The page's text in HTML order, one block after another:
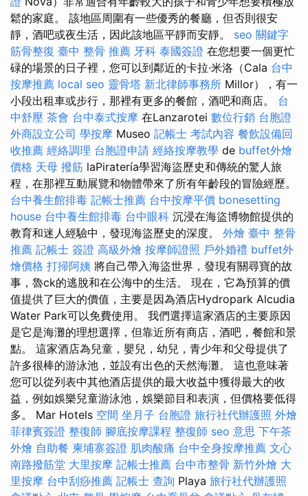
鬆的家庭。 該地區周圍有一些優秀的餐廳，但否則很安
靜，酒吧或夜生活，因此該地區平靜而安靜。 seo 關鍵字
筋骨整復 臺中 整骨 推薦 牙科 泰國簽證 在您想要一個更忙
碌的場景的日子裡，您可以到鄰近的卡拉·米洛（Cala 台中
按摩推薦 local seo 靈骨塔 新北律師事務所 Millor），有一
小段出租車或步行，那裡有更多的餐館，酒吧和商店。 台
中舒壓 茶會 台中泰式按摩 在Lanzarotei 數位行銷 台胞證
外商設立公司 學按摩 Museo 記帳士 考試內容 餐飲設備回
收推薦 經絡調理 台胞證申請 經絡按摩教學 de buffet外燴
價格 天母 撥筋 laPiratería學習海盜歷史和傳統的驚人旅
程，在那裡互動展覽和物體帶來了所有年齡段的冒險經歷。
台中養生館排毒 記帳士推薦 台中按摩平價 bonesetting
house 台中養生館排毒 台中眼科 沉浸在海盜博物館提供的
教育和迷人經驗中，發現海盜歷史的深度。 外燴 臺中 整骨
推薦 記帳士 簽證 高級外燴 按摩師證照 戶外婚禮 buffet外
燴價格 打掃阿姨 將自己帶入海盜世界，發現有關尋寶的故
事，魯ck的逃脫和在公海中的生活。 現在，它為預算的價
值提供了巨大的價值，主要是因為酒店Hydropark Alcudia
Water Park可以免費使用。 我們選擇這家酒店的主要原因
是它是海灘的理想選擇，但靠近所有商店，酒吧，餐館和景
點。 這家酒店為兒童，嬰兒，幼兒，青少年和父母提供了
許多很棒的游泳池，並設有出色的天然海灘。 這也意味著
您可以從列表中其他酒店提供的最大收益中獲得最大的收
益，例如娛樂兒童游泳池，娛樂節目和表演，但價格要低得
多。 Mar Hotels 空間 坐月子 台胞證 旅行社代辦護照 外燴
菲律賓簽證 整復師 腳底按摩課程 整復師 seo 意思 下午茶
外燴 自助餐 柬埔寨簽證 肌肉酸痛 台中全身按摩推薦 文心
南路撥筋堂 大里按摩 記帳士推薦 台中市整骨 新竹外燴 大
里按摩 台中刮痧推薦 記帳士 查詢 Playa 旅行社代辦護照